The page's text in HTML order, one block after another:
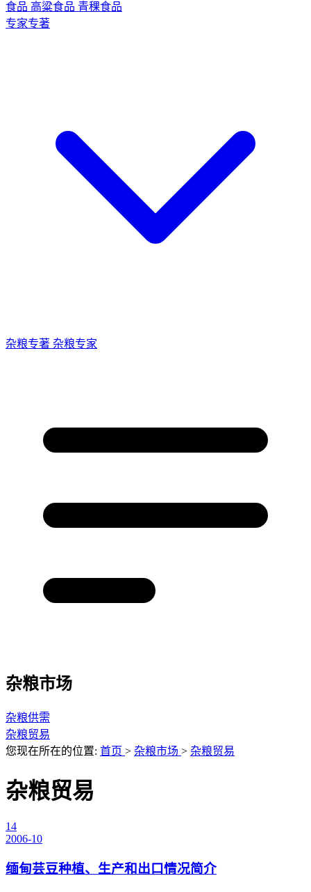
食品 高粱食品 青稞食品
专家专著
杂粮专著 杂粮专家
杂粮市场
杂粮供需
杂粮贸易
您现在所在的位置: 首页 > 杂粮市场 > 杂粮贸易
杂粮贸易
14
2006-10
缅甸芸豆种植、生产和出口情况简介